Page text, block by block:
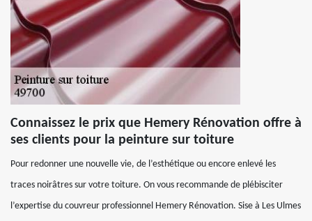
Connaissez le prix que Hemery Rénovation offre à
ses clients pour la peinture sur toiture
Pour redonner une nouvelle vie, de l’esthétique ou encore enlevé les
traces noirâtres sur votre toiture. On vous recommande de plébisciter
l’expertise du couvreur professionnel Hemery Rénovation. Sise à Les Ulmes